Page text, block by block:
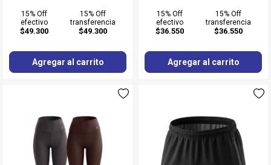
15% Off
efectivo
$49.300
15% Off
transferencia
$49.300
Agregar al carrito
15% Off
efectivo
$36.550
15% Off
transferencia
$36.550
Agregar al carrito